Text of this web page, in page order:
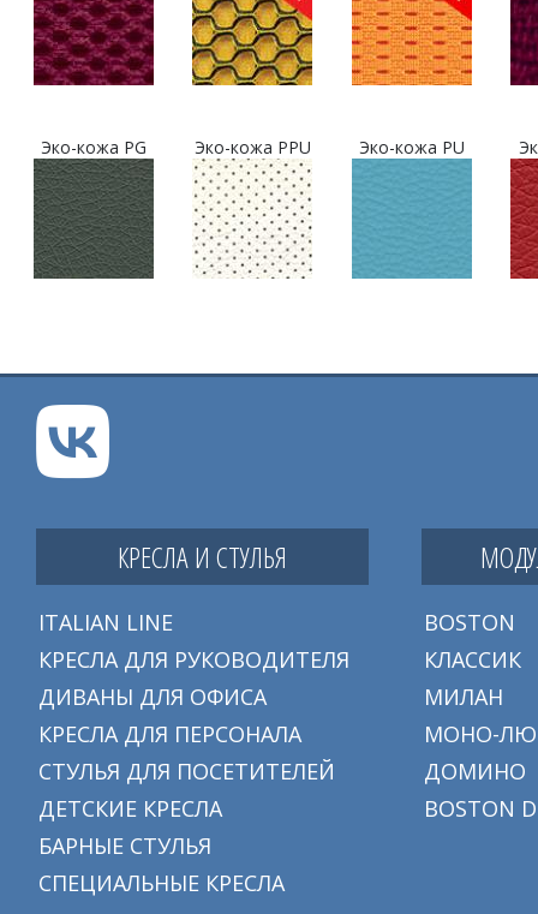
Эко-кожа PG Эко-кожа PPU Эко-кожа PU
КРЕСЛА И СТУЛЬЯ
ITALIAN LINE
КРЕСЛА ДЛЯ РУКОВОДИТЕЛЯ
ДИВАНЫ ДЛЯ ОФИСА
КРЕСЛА ДЛЯ ПЕРСОНАЛА
СТУЛЬЯ ДЛЯ ПОСЕТИТЕЛЕЙ
ДЕТСКИЕ КРЕСЛА
БАРНЫЕ СТУЛЬЯ
СПЕЦИАЛЬНЫЕ КРЕСЛА
BOSTON
КЛАССИК
МИЛАН
МОНО-
ДОМИНО
BOSTON